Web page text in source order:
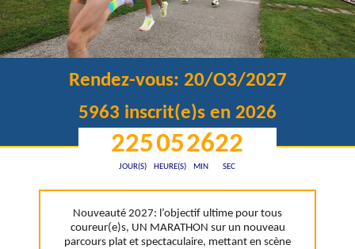
Rendez-vous: 20/O3/2027
5963 inscrit(e)s en 2026
225
JOUR(S)
05
HEURE(S)
26
MIN
22
SEC
Nouveauté 2027: l’objectif ultime pour tous
coureur(e)s, UN MARATHON sur un nouveau
parcours plat et spectaculaire, mettant en scène